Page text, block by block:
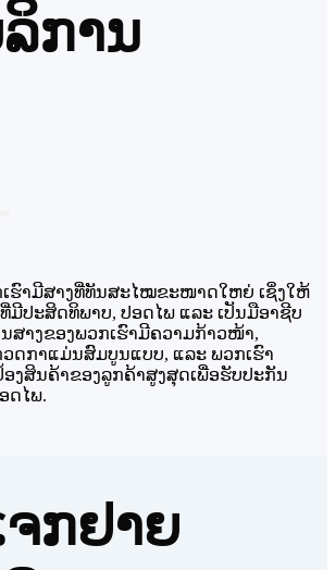
ການ
ຮົາມີສາງທີ່ທັນສະໄໝຂະໜາດໃຫຍ່ ເຊິ່ງໃຫ້
ມີປະສິດທິພາບ, ປອດໄພ ແລະ ເປັນມືອາຊີບ
ສາງຂອງພວກເຮົາມີຄວາມກ້າວໜ້າ,
ດກາແມ່ນສົມບູນແບບ, ແລະ ພວກເຮົາ
ງສິນຄ້າຂອງລູກຄ້າສູງສຸດເພື່ອຮັບປະກັນ
ດໄພ.
ກຢາຍ